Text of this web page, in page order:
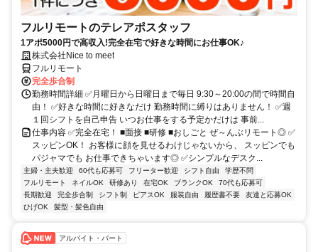
フルリモートのテレアポスタッフ
1アポ5000円で高収入!完全在宅で好きな時間にお仕事OK♪
株式会社Nice to meet
フルリモート
完全歩合制
勤務時間詳細 ✅月曜日から日曜日まで毎日 9:30～20:00の間で時間自
由！ ✅好きな時間に好きなだけ 勤務時間に縛りはありません！ ✅週
１回シフトを自己申告 いつお仕事をする予定かだけは 事前...
仕事内容 ✅完全在宅！ ■面接 ■研修 ■おしごと ぜ～んぶリモート◎ ✅
スッピンOK！ お客様に顔を見せるわけじゃないから、 スッピンでも
パジャマでも お仕事できちゃいます◎ ✅シンプルなデスク...
主婦・主夫歓迎 60代も応募可 フリーター歓迎 シフト自由
学歴不問
フルリモート
ネイルOK 研修あり 在宅OK ブランクOK
70代も応募可
長期歓迎
完全歩合制 シフト制 ピアスOK 服装自由 履歴書不要
友達と応募OK
ひげOK
髪型・髪色自由
アルバイト・パート